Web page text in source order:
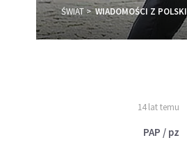
ŚWIAT WIADOMOŚCI Z POLSKI
14 lat temu
PAP / pz